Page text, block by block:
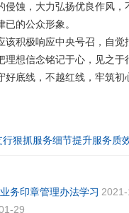
侵蚀，大力弘扬优良作风
的公众形象。
积极响应中央号召，自觉
理想信念铭记于心，见之
底线，不越红线，牢筑初
狠抓服务细节提升服务质
务印章管理办法学习
29